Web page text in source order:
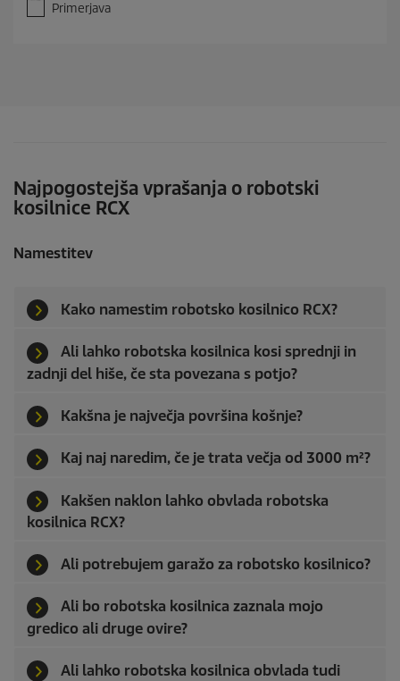
z
Primerjava
Najpogostejša vprašanja o robotski
kosilnice RCX
Namestitev
Kako namestim robotsko kosilnico RCX?
Ali lahko robotska kosilnica kosi sprednji in
zadnji del hiše, če sta povezana s potjo?
Kakšna je največja površina košnje?
Kaj naj naredim, če je trata večja od 3000 m²?
Kakšen naklon lahko obvlada robotska
kosilnica RCX?
Ali potrebujem garažo za robotsko kosilnico?
Ali bo robotska kosilnica zaznala mojo
gredico ali druge ovire?
Ali lahko robotska kosilnica obvlada tudi